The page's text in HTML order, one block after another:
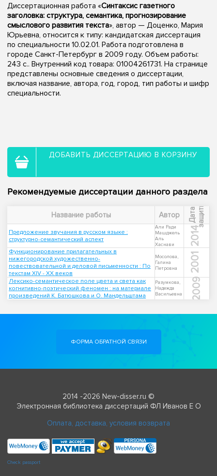
Диссертационная работа «Синтаксис газетного
заголовка: структура, семантика, прогнозирование
смыслового развития текста», автор — Доценко, Мария
Юрьевна, относится к типу: кандидатская диссертация
по специальности 10.02.01. Работа подготовлена в
городе Санкт-Петербург в 2009 году. Объем работы:
243 с.. Внутренний код товара: 01004261731. На странице
представлены основные сведения о диссертации,
включая название, автора, год, город, тип работы и шифр
специальности.
ДОБАВИТЬ ДИССЕРТАЦИЮ В КОРЗИНУ
Рекомендуемые диссертации данного раздела
Название работы Автор Д
а
т
а
з
а
щ
и
т ы
Предложение звучания в русском языке :
структурно-семантический аспект
Али Ради
Машджель
Аль
Хаснави
2014
Функционирование прилагательных в
нижегородской художественно-
повествовательной и деловой письменности : По
текстам XIV - XX веков
Мосолова,
Галина
Петровна
2001
Лексико-семантическое поле цвета и света как
когнитивно-поэтический феномен : на материале
произведений К. Батюшкова и О. Мандельштама
Разумкова,
Надежда
Васильевна
2009
ФОРМА ОБРАТНОЙ СВЯЗИ
2014 -2026 New-disser.ru ©
Электронная библиотека диссертаций ФЛ Иванов Е О
Оплата, доставка, условия возврата
Check passport